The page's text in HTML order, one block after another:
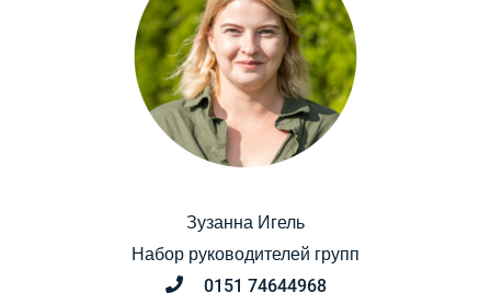
Зузанна Игель
Набор руководителей групп
0151 74644968